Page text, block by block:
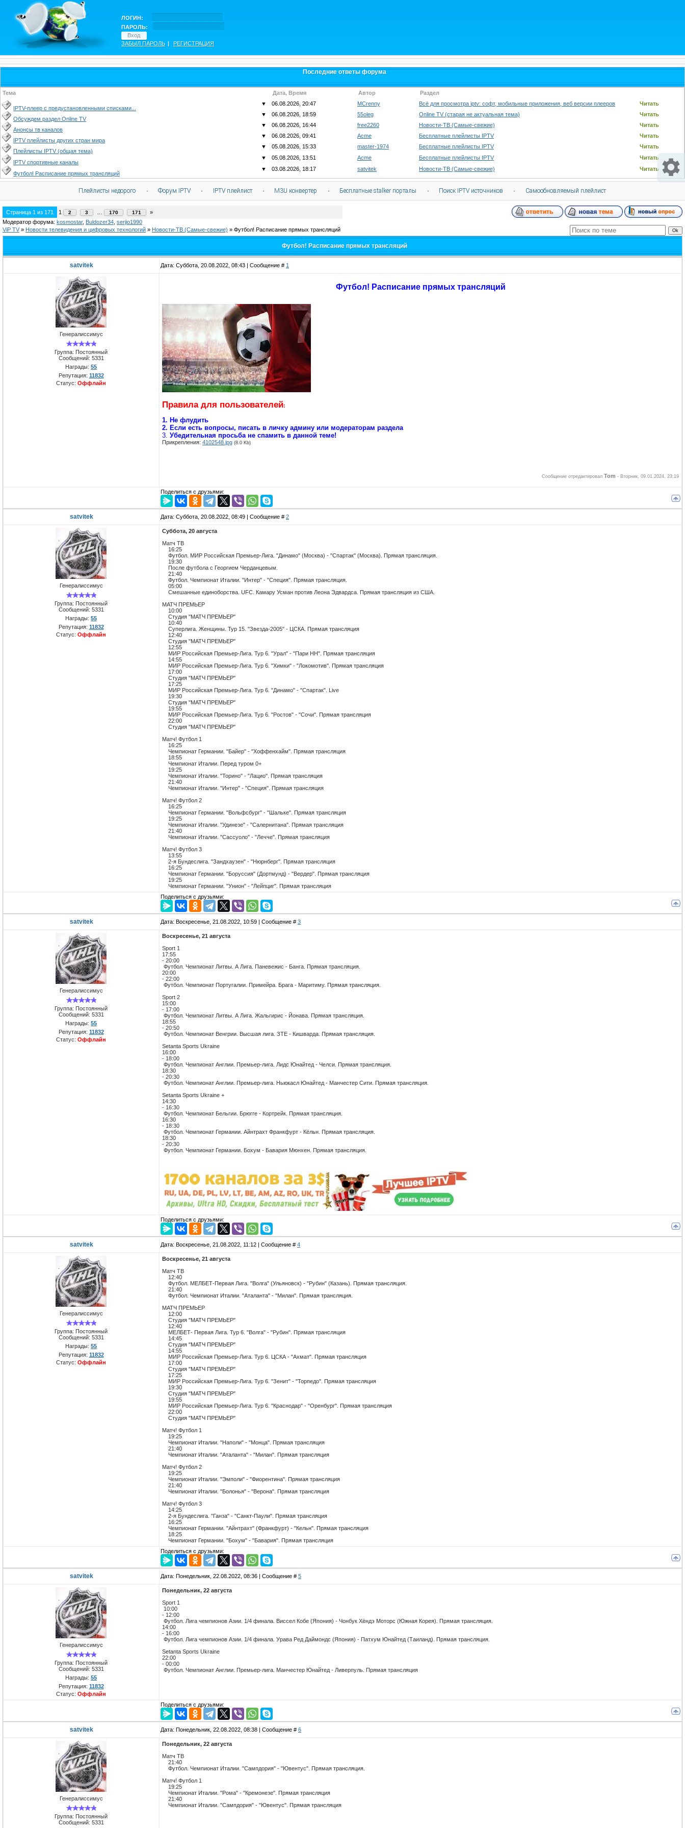
ЛОГИН:
ПАРОЛЬ:
ЗАБЫЛ ПАРОЛЬ | РЕГИСТРАЦИЯ
Последние ответы форума
Тема Дата, Время Автор Раздел
IPTV-плеер с предустановленными списками...
▼ 06.08.2026, 20:47 MCrenny Всё для просмотра iptv: софт, мобильные приложения, веб версии плееров Читать
Обсуждем раздел Online TV
▼ 06.08.2026, 18:59 55oleg Online TV (старая не актуальная тема) Читать
Анонсы тв каналов
▼ 06.08.2026, 16:44 free2260 Новости-ТВ (Самые-свежие) Читать
IPTV плейлисты других стран мира
▼ 06.08.2026, 09:41 Acme Бесплатные плейлисты IPTV Читать
Плейлисты IPTV (общая тема)
▼ 05.08.2026, 15:33 master-1974 Бесплатные плейлисты IPTV Читать
IPTV спортивные каналы
▼ 05.08.2026, 13:51 Acme Бесплатные плейлисты IPTV Читать
Футбол! Расписание прямых трансляций
▼ 03.08.2026, 18:17 satvitek Новости-ТВ (Самые-свежие) Читать
Плейлисты недорого · Форум IPTV · IPTV плейлист · M3U конвертер · Бесплатные stalker порталы · Поиск IPTV источников · Самообновляемый плейлист
Страница 1 из 171 1 2 3 170 171
»
Модератор форума: kosmostar, Buldozer34 serjio1990
ViP TV » Новости телевидения и цифровых технологий » Новости-ТВ (Самые-свежие) » Футбол! Расписание прямых трансляций
Футбол! Расписание прямых трансляций
satvitek Дата: Суббота, 20.08.2022, 08:43 | Сообщение # 1
Генералиссимус
Группа: Постоянный
Сообщений: 5331
Награды: 55
Репутация: 11832
Статус: Оффлайн
Футбол! Расписание прямых трансляций
Правила для пользователей:
1. Не флудить
2. Если есть вопросы, писать в личку админу или модераторам раздела
3. Убедительная просьба не спамить в данной теме!
Прикрепления: 4102548.jpg (8.0 Kb)
Сообщение отредактировал Tom - Вторник, 09.01.2024, 23:19
Поделиться с друзьями:
satvitek Дата: Суббота, 20.08.2022, 08:49 | Сообщение # 2
Генералиссимус
Группа: Постоянный
Сообщений: 5331
Награды: 55
Репутация: 11832
Статус: Оффлайн
Суббота, 20 августа
Матч ТВ
16:25
Футбол. МИР Российская Премьер-Лига. "Динамо" (Москва) - "Спартак" (Москва). Прямая трансляция.
19:30
После футбола с Георгием Черданцевым.
21:40
Футбол. Чемпионат Италии. "Интер" - "Специя". Прямая трансляция.
05:00
Смешанные единоборства. UFC. Камару Усман против Леона Эдвардса. Прямая трансляция из США.
МАТЧ ПРЕМЬЕР
10:00
Студия "МАТЧ ПРЕМЬЕР"
10:40
Суперлига. Женщины. Тур 15. "Звезда-2005" - ЦСКА. Прямая трансляция
12:40
Студия "МАТЧ ПРЕМЬЕР"
12:55
МИР Российская Премьер-Лига. Тур 6. "Урал" - "Пари НН". Прямая трансляция
14:55
МИР Российская Премьер-Лига. Тур 6. "Химки" - "Локомотив". Прямая трансляция
17:00
Студия "МАТЧ ПРЕМЬЕР"
17:25
МИР Российская Премьер-Лига. Тур 6. "Динамо" - "Спартак". Live
19:30
Студия "МАТЧ ПРЕМЬЕР"
19:55
МИР Российская Премьер-Лига. Тур 6. "Ростов" - "Сочи". Прямая трансляция
22:00
Студия "МАТЧ ПРЕМЬЕР"
Матч! Футбол 1
16:25
Чемпионат Германии. "Байер" - "Хоффенхайм". Прямая трансляция
18:55
Чемпионат Италии. Перед туром 0+
19:25
Чемпионат Италии. "Торино" - "Лацио". Прямая трансляция
21:40
Чемпионат Италии. "Интер" - "Специя". Прямая трансляция
Матч! Футбол 2
16:25
Чемпионат Германии. "Вольфсбург" - "Шальке". Прямая трансляция
19:25
Чемпионат Италии. "Удинезе" - "Салернитана". Прямая трансляция
21:40
Чемпионат Италии. "Сассуоло" - "Лечче". Прямая трансляция
Матч! Футбол 3
13:55
2-я Бундеслига. "Зандхаузен" - "Нюрнберг". Прямая трансляция
16:25
Чемпионат Германии. "Боруссия" (Дортмунд) - "Вердер". Прямая трансляция
19:25
Чемпионат Германии. "Унион" - "Лейпциг". Прямая трансляция
Поделиться с друзьями:
satvitek Дата: Воскресенье, 21.08.2022, 10:59 | Сообщение # 3
Генералиссимус
Группа: Постоянный
Сообщений: 5331
Награды: 55
Репутация: 11832
Статус: Оффлайн
Воскресенье, 21 августа
Sport 1
17:55
- 20:00
Футбол. Чемпионат Литвы. А Лига. Паневежис - Банга. Прямая трансляция.
20:00
- 22:00
Футбол. Чемпионат Португалии. Примейра. Брага - Маритиму. Прямая трансляция.
Sport 2
15:00
- 17:00
Футбол. Чемпионат Литвы. А Лига. Жальгирис - Йонава. Прямая трансляция.
18:55
- 20:50
Футбол. Чемпионат Венгрии. Высшая лига. ЗТЕ - Кишварда. Прямая трансляция.
Setanta Sports Ukraine
16:00
- 18:00
Футбол. Чемпионат Англии. Премьер-лига. Лидс Юнайтед - Челси. Прямая трансляция.
18:30
- 20:30
Футбол. Чемпионат Англии. Премьер-лига. Ньюкасл Юнайтед - Манчестер Сити. Прямая трансляция.
Setanta Sports Ukraine +
14:30
- 16:30
Футбол. Чемпионат Бельгии. Брюгге - Кортрейк. Прямая трансляция.
16:30
- 18:30
Футбол. Чемпионат Германии. Айнтрахт Франкфурт - Кёльн. Прямая трансляция.
18:30
- 20:30
Футбол. Чемпионат Германии. Бохум - Бавария Мюнхен. Прямая трансляция.
Поделиться с друзьями:
satvitek Дата: Воскресенье, 21.08.2022, 11:12 | Сообщение # 4
Генералиссимус
Группа: Постоянный
Сообщений: 5331
Награды: 55
Репутация: 11832
Статус: Оффлайн
Воскресенье, 21 августа
Матч ТВ
12:40
Футбол. МЕЛБЕТ-Первая Лига. "Волга" (Ульяновск) - "Рубин" (Казань). Прямая трансляция.
21:40
Футбол. Чемпионат Италии. "Аталанта" - "Милан". Прямая трансляция.
МАТЧ ПРЕМЬЕР
12:00
Студия "МАТЧ ПРЕМЬЕР"
12:40
МЕЛБЕТ- Первая Лига. Тур 6. "Волга" - "Рубин". Прямая трансляция
14:45
Студия "МАТЧ ПРЕМЬЕР"
14:55
МИР Российская Премьер-Лига. Тур 6. ЦСКА - "Ахмат". Прямая трансляция
17:00
Студия "МАТЧ ПРЕМЬЕР"
17:25
МИР Российская Премьер-Лига. Тур 6. "Зенит" - "Торпедо". Прямая трансляция
19:30
Студия "МАТЧ ПРЕМЬЕР"
19:55
МИР Российская Премьер-Лига. Тур 6. "Краснодар" - "Оренбург". Прямая трансляция
22:00
Студия "МАТЧ ПРЕМЬЕР"
Матч! Футбол 1
19:25
Чемпионат Италии. "Наполи" - "Монца". Прямая трансляция
21:40
Чемпионат Италии. "Аталанта" - "Милан". Прямая трансляция
Матч! Футбол 2
19:25
Чемпионат Италии. "Эмполи" - "Фиорентина". Прямая трансляция
21:40
Чемпионат Италии. "Болонья" - "Верона". Прямая трансляция
Матч! Футбол 3
14:25
2-я Бундеслига. "Ганза" - "Санкт-Паули". Прямая трансляция
16:25
Чемпионат Германии. "Айнтрахт" (Франкфурт) - "Кельн". Прямая трансляция
18:25
Чемпионат Германии. "Бохум" - "Бавария". Прямая трансляция
Поделиться с друзьями:
satvitek Дата: Понедельник, 22.08.2022, 08:36 | Сообщение # 5
Генералиссимус
Группа: Постоянный
Сообщений: 5331
Награды: 55
Репутация: 11832
Статус: Оффлайн
Понедельник, 22 августа
Sport 1
10:00
- 12:00
Футбол. Лига чемпионов Азии. 1/4 финала. Виссел Кобе (Япония) - Чонбук Хёндэ Моторс (Южная Корея). Прямая трансляция.
14:00
- 16:00
Футбол. Лига чемпионов Азии. 1/4 финала. Урава Ред Даймондс (Япония) - Патхум Юнайтед (Таиланд). Прямая трансляция.
Setanta Sports Ukraine
22:00
- 00:00
Футбол. Чемпионат Англии. Премьер-лига. Манчестер Юнайтед - Ливерпуль. Прямая трансляция
Поделиться с друзьями:
satvitek Дата: Понедельник, 22.08.2022, 08:38 | Сообщение # 6
Генералиссимус
Группа: Постоянный
Сообщений: 5331
Понедельник, 22 августа
Матч ТВ
21:40
Футбол. Чемпионат Италии. "Сампдория" - "Ювентус". Прямая трансляция.
Матч! Футбол 1
19:25
Чемпионат Италии. "Рома" - "Кремонезе". Прямая трансляция
21:40
Чемпионат Италии. "Сампдория" - "Ювентус". Прямая трансляция